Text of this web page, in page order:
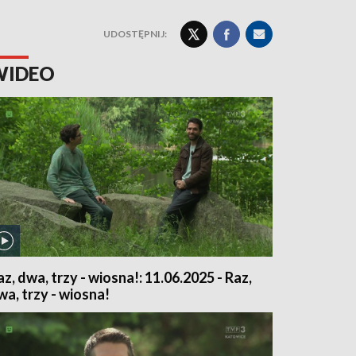
UDOSTĘPNIJ:
dwa, trzy - wiosna!: 11.06.2025 - Raz,
trzy - wiosna!